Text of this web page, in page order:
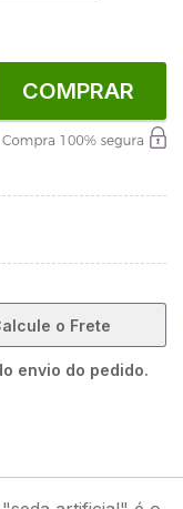
COMPRAR
o Frete
envio do pedido.